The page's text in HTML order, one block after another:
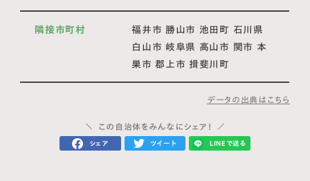
隣接市町村
福井市 勝山市 池田町 石川県
白山市 岐阜県 高山市 関市 本
巣市 郡上市 揖斐川町
データの出典はこちら
この自治体をみんなにシェア！
シェア ツイート LINEで送る